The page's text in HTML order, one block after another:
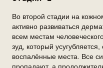
Во второй стадии на
активно развиваться
всем местам
зуд, который
воспалённые места. Все